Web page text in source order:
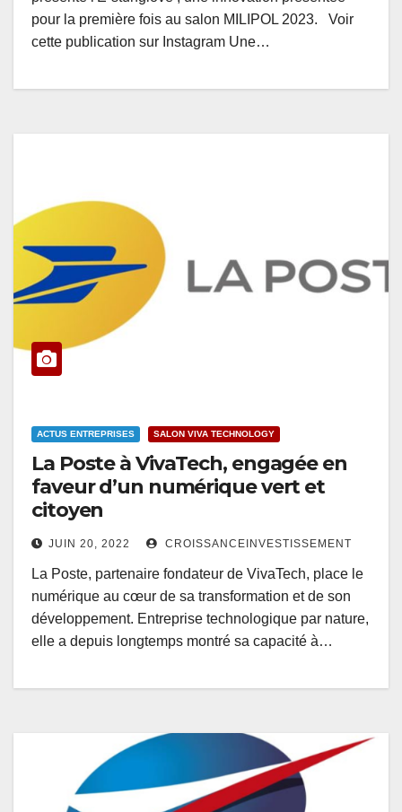
pour la première fois au salon MILIPOL 2023. Voir
cette publication sur Instagram Une…
ACTUS ENTREPRISES SALON VIVA TECHNOLOGY
La Poste à VivaTech, engagée en
faveur d’un numérique vert et
citoyen
JUIN 20, 2022 CROISSANCEINVESTISSEMENT
La Poste, partenaire fondateur de VivaTech, place le
numérique au cœur de sa transformation et de son
développement. Entreprise technologique par nature,
elle a depuis longtemps montré sa capacité à…